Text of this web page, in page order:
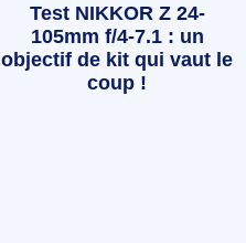
Test NIKKOR Z 24-
105mm f/4-7.1 : un
objectif de kit qui vaut le
coup !